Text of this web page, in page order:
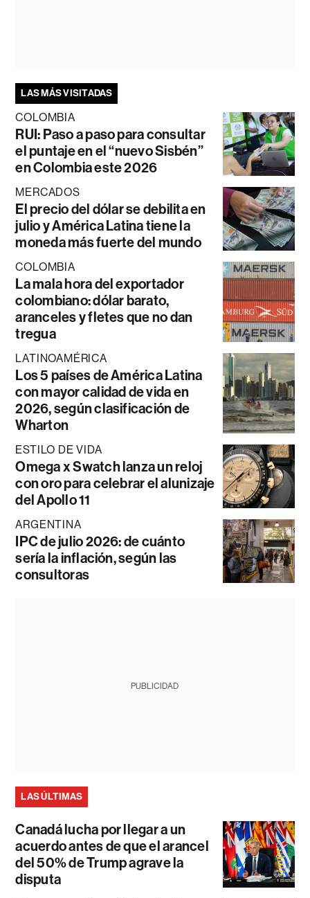
LAS MÁS VISITADAS
COLOMBIA
RUI: Paso a paso para consultar
el puntaje en el “nuevo Sisbén”
en Colombia este 2026
MERCADOS
El precio del dólar se debilita en
julio y América Latina tiene la
moneda más fuerte del mundo
COLOMBIA
La mala hora del exportador
colombiano: dólar barato,
aranceles y fletes que no dan
tregua
LATINOAMÉRICA
Los 5 países de América Latina
con mayor calidad de vida en
2026, según clasificación de
Wharton
ESTILO DE VIDA
Omega x Swatch lanza un reloj
con oro para celebrar el alunizaje
del Apollo 11
ARGENTINA
IPC de julio 2026: de cuánto
sería la inflación, según las
consultoras
PUBLICIDAD
LAS ÚLTIMAS
Canadá lucha por llegar a un
acuerdo antes de que el arancel
del 50% de Trump agrave la
disputa